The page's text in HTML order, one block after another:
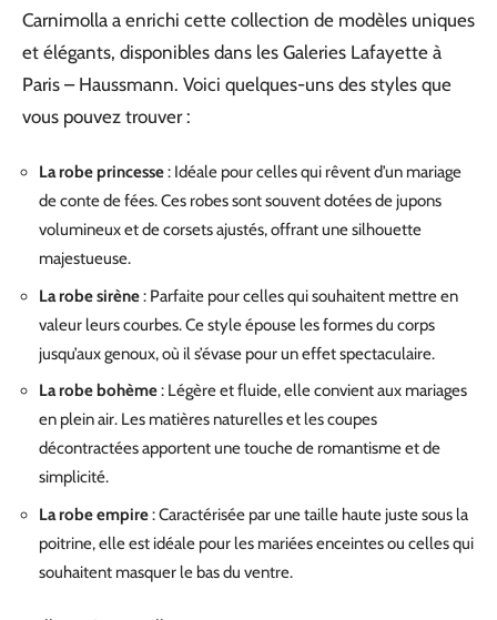
Carnimolla a enrichi cette collection de modèles uniques
et élégants, disponibles dans les Galeries Lafayette à
Paris – Haussmann. Voici quelques-uns des styles que
vous pouvez trouver :
La robe princesse: Idéale pour celles qui rêvent d’un mariage
de conte de fées. Ces robes sont souvent dotées de jupons
volumineux et de corsets ajustés, offrant une silhouette
majestueuse.
La robe sirène: Parfaite pour celles qui souhaitent mettre en
valeur leurs courbes. Ce style épouse les formes du corps
jusqu’aux genoux, où il s’évase pour un effet spectaculaire.
La robe bohème: Légère et fluide, elle convient aux mariages
en plein air. Les matières naturelles et les coupes
décontractées apportent une touche de romantisme et de
simplicité.
La robe empire: Caractérisée par une taille haute juste sous la
poitrine, elle est idéale pour les mariées enceintes ou celles qui
souhaitent masquer le bas du ventre.